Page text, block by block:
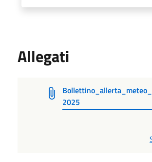
Allegati
2025